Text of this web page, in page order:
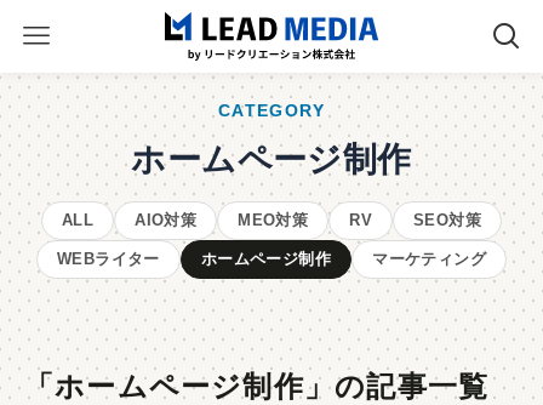
CATEGORY
ホームページ制作
ALL AIO対策 MEO対策 RV SEO対策
WEBライター ホームページ制作 マーケティング
「ホームページ制作」の記事一覧